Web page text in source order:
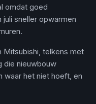
omdat goed
sneller opwarmen
Mitsubishi, telkens met
die nieuwbouw
waar het niet hoeft, en